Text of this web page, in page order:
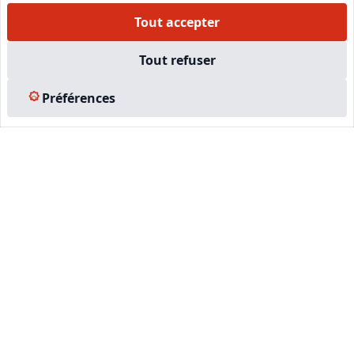
Tout accepter
Tout refuser
Préférences
Accueil